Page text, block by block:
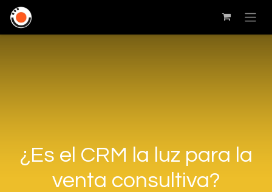
¿Es el CRM la luz para la
venta consultiva?